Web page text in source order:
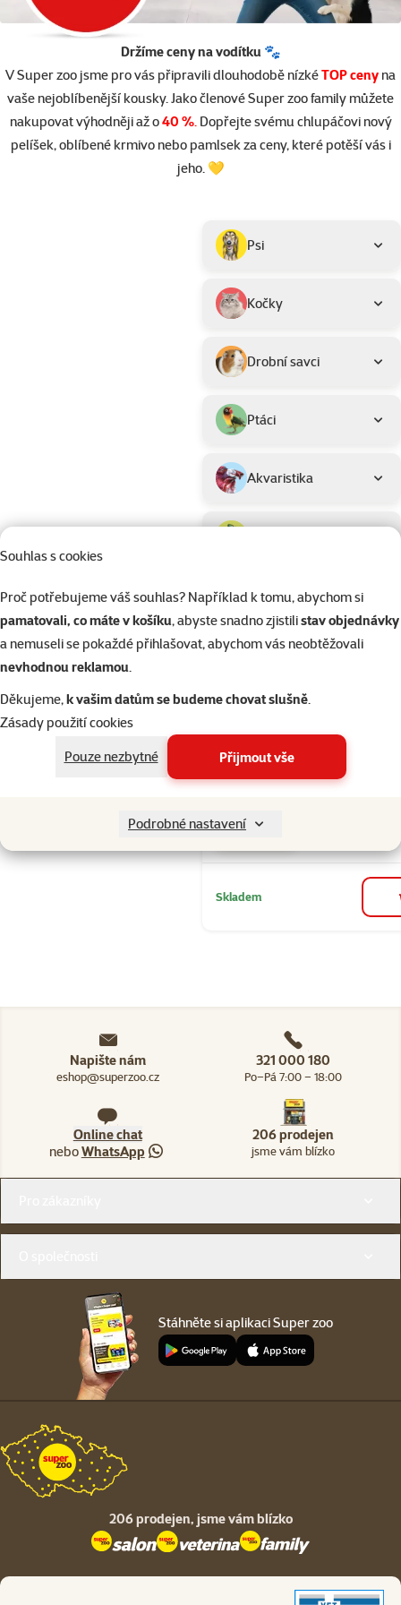
Souhlas s cookies
Proč potřebujeme váš souhlas? Například k tomu, abychom si
pamatovali, co máte v košíku, abyste snadno zjistilistav objednávky
a nemuseli se pokaždé přihlašovat, abychom vás neobtěžovali
nevhodnou reklamou.
Děkujeme,k vašim datům se budeme chovat slušně.
Zásady použití cookies
Pouze nezbytné
Přijmout vše
Podrobné nastavení
Držíme ceny na vodítku 🐾
V Super zoo jsme pro vás připravili dlouhodobě nízkéTOP ceny na
vaše nejoblíbenější kousky. Jako členové Super zoo family můžete
nakupovat výhodněji až o40 %.Dopřejte svému chlupáčovi nový
pelíšek, oblíbené krmivo nebo pamlsek za ceny, které potěší vás i
jeho. 💛
Podkategorie
Psi
Kočky
Drobní savci
Ptáci
Akvaristika
Filtrovat 1
Seřadit
dveře
Cena
859 Kč
Skladem
Napište nám
eshop@superzoo.cz
321 000 180
Po–Pá 7:00 – 18:00
Online chat
neboWhatsApp
206 prodejen
jsme vám blízko
Stáhněte si aplikaci Super zoo
206 prodejen, jsme vám blízko